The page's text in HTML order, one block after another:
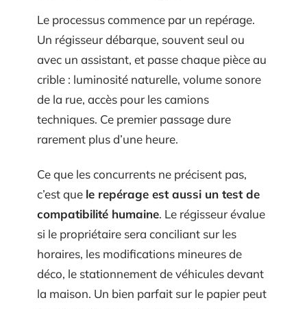
Le processus commence par un repérage.
Un régisseur débarque, souvent seul ou
avec un assistant, et passe chaque pièce au
crible : luminosité naturelle, volume sonore
de la rue, accès pour les camions
techniques. Ce premier passage dure
rarement plus d’une heure.
Ce que les concurrents ne précisent pas,
c’est que le repérage est aussi un test de
compatibilité humaine. Le régisseur évalue
si le propriétaire sera conciliant sur les
horaires, les modifications mineures de
déco, le stationnement de véhicules devant
la maison. Un bien parfait sur le papier peut